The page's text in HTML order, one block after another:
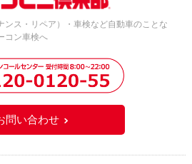
ンス・リペア）・車検など自動車のことな
コン車検へ
問い合わせ